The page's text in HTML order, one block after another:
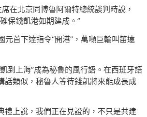
在北京同博魯阿爾特總統談判時說，
保錢凱港如期建成。”
元首下達指令“開港”，萬噸巨輪叫笛遠
到上海”成為秘魯的風行語。在西班牙語
話類似，秘魯人等待錢凱將來能成長成
禮上說，我們正在見證的，不只是共建